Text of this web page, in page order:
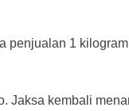
penjualan 1
Jaksa kembali